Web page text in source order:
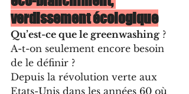
verdissement écologique
Qu’est-ce que le greenwashing ?
A-t-on seulement encore besoin
de le définir ?
Depuis la révolution verte aux
Etats-Unis dans les années 60 où